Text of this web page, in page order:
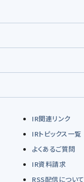
IR関連リンク
IRトピックス一覧
よくあるご質問
IR資料請求
RSS配信について